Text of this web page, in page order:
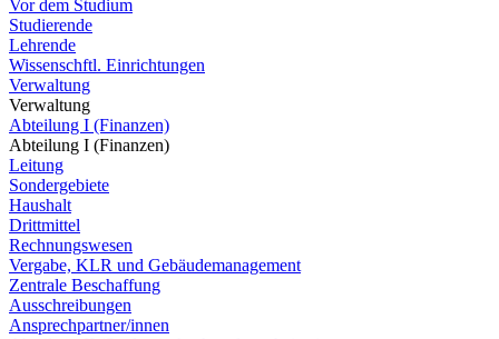
Vor dem Studium
Studierende
Lehrende
Wissenschftl. Einrichtungen
Verwaltung
Verwaltung
Abteilung I (Finanzen)
Abteilung I (Finanzen)
Leitung
Sondergebiete
Haushalt
Drittmittel
Rechnungswesen
Vergabe, KLR und Gebäudemanagement
Zentrale Beschaffung
Ausschreibungen
Ansprechpartner/innen